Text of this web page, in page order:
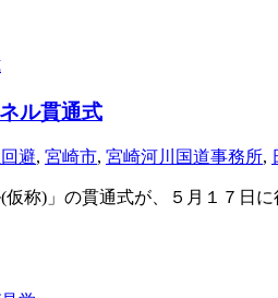
ル貫通式
避, 宮崎市, 宮崎河川国道事務所,
称)」の貫通式が、５月１７日